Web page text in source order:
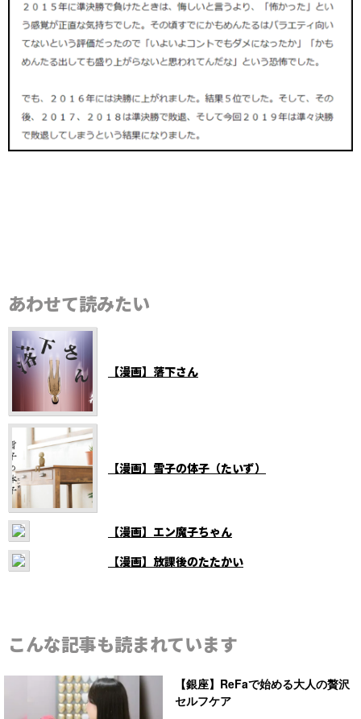
あわせて読みたい
【漫画】落下さん
【漫画】雪子の体子（たいず）
【漫画】エン魔子ちゃん
【漫画】放課後のたたかい
こんな記事も読まれています
【銀座】ReFaで始める大人の贅沢
セルフケア